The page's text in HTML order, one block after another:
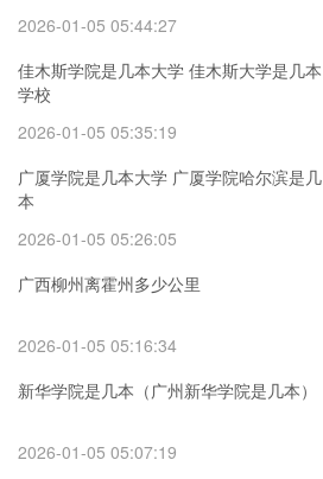
2026-01-05 05:44:27
佳木斯学院是几本大学 佳木斯大学是几本
学校
2026-01-05 05:35:19
广厦学院是几本大学 广厦学院哈尔滨是几
本
2026-01-05 05:26:05
广西柳州离霍州多少公里
2026-01-05 05:16:34
新华学院是几本（广州新华学院是几本）
2026-01-05 05:07:19